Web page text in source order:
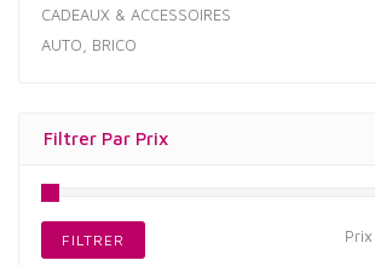
CADEAUX & ACCESSOIRES
AUTO, BRICO
Filtrer Par Prix
FILTRER